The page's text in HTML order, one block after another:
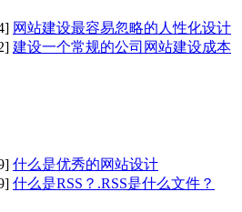
网站建设最容易忽略的人性化设计
建设一个常规的公司网站建设成本
什么是优秀的网站设计
什么是RSS？.RSS是什么文件？